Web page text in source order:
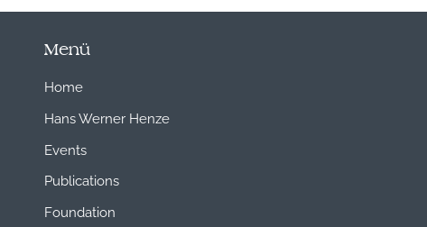
Menü
Home
Hans Werner Henze
Events
Publications
Foundation